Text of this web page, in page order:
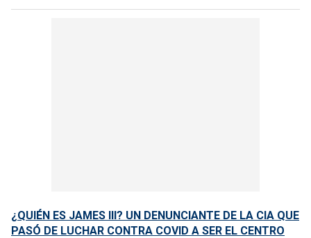
¿QUIÉN ES JAMES III? UN DENUNCIANTE DE LA CIA QUE
PASÓ DE LUCHAR CONTRA COVID A SER EL CENTRO